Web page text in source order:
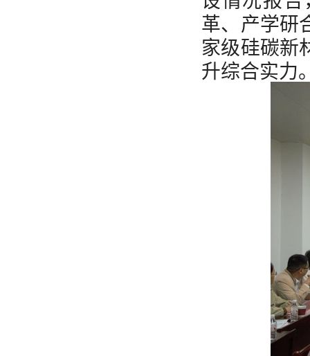
革、产学研
家级硅碳新
升综合实力